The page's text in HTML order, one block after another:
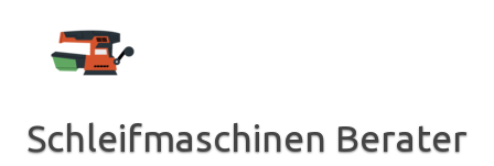
springen
Schleifmaschinen Berater